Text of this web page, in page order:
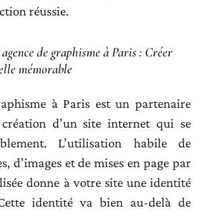
réussie.
de graphisme à Paris : Créer
mémorable
à Paris est un partenaire
d’un site internet qui se
L’utilisation habile de
d’images et de mises en page par
donne à votre site une identité
identité va bien au-delà de